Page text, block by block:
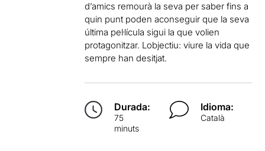
d’amics remourà la seva per saber fins a
quin punt poden aconseguir que la seva
última pel·lícula sigui la que volien
protagonitzar. Lobjectiu: viure la vida que
sempre han desitjat.
Durada:
75
minuts
Idioma:
Català